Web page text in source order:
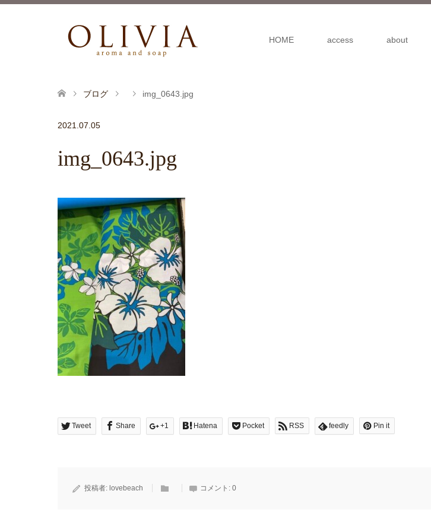
HOME access about
ブログ img_0643.jpg
2021.07.05
img_0643.jpg
Tweet Share +1 Hatena Pocket RSS feedly Pin it
投稿者: lovebeach コメント: 0